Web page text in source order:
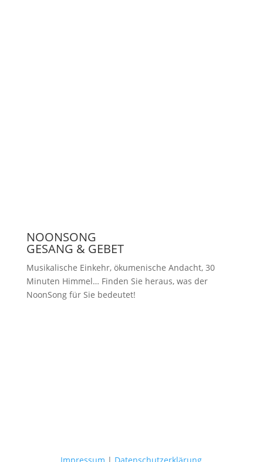
NOONSONG
GESANG & GEBET
Musikalische Einkehr, ökumenische Andacht, 30
Minuten Himmel… Finden Sie heraus, was der
NoonSong für Sie bedeutet!